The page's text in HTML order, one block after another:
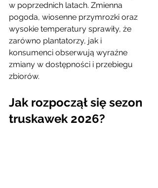
w poprzednich latach. Zmienna
pogoda, wiosenne przymrozki oraz
wysokie temperatury sprawiły, że
zarówno plantatorzy, jak i
konsumenci obserwują wyraźne
zmiany w dostępności i przebiegu
zbiorów.
Jak rozpoczął się sezon
truskawek 2026?